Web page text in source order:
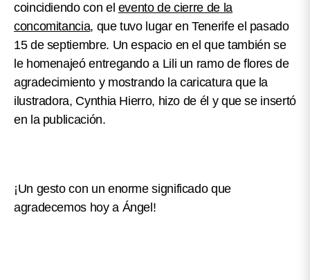
coincidiendo con el evento de cierre de la
concomitancia, que tuvo lugar en Tenerife el pasado
15 de septiembre. Un espacio en el que también se
le homenajeó entregando a Lili un ramo de flores de
agradecimiento y mostrando la caricatura que la
ilustradora, Cynthia Hierro, hizo de él y que se insertó
en la publicación.
¡Un gesto con un enorme significado que
agradecemos hoy a Ángel!